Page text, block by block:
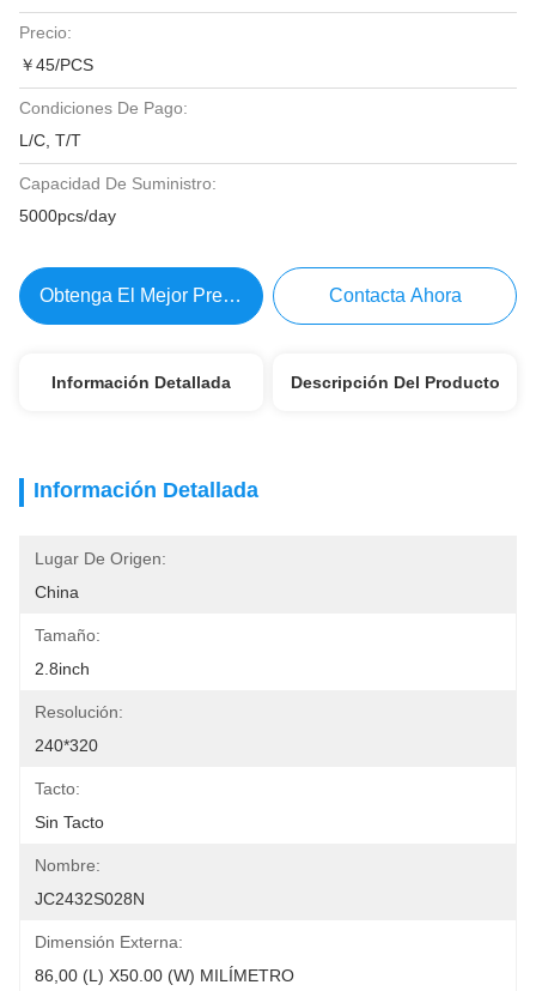
Precio:
￥45/PCS
Condiciones De Pago:
L/C, T/T
Capacidad De Suministro:
5000pcs/day
Obtenga El Mejor Precio Contacta Ahora
Información Detallada Descripción Del Producto
Información Detallada
Lugar De Origen:
China
Tamaño:
2.8inch
Resolución:
240*320
Tacto:
Sin Tacto
Nombre:
JC2432S028N
Dimensión Externa:
86,00 (L) X50.00 (W) MILÍMETRO